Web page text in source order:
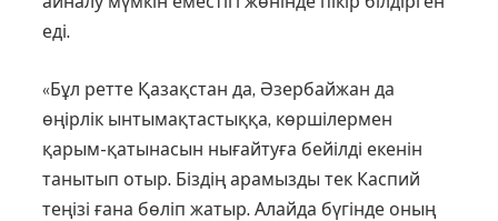
еді.
«Бұл ретте Қазақстан да, Әзербайжан да
өңірлік ынтымақтастыққа, көрші­лермен
қарым-қатынасын нығайтуға бейілді екенін
танытып отыр. Біздің арамызды тек Каспий
теңізі ғана бөліп жатыр. Алайда бүгінде оның